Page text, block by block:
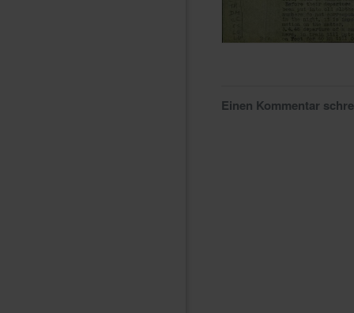
Einen Kommentar